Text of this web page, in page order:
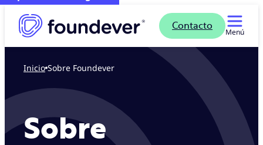
Contacto
Menú
Inicio Sobre Foundever
Sobre